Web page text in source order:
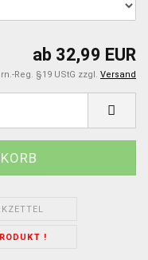
ab 32,99 EUR
Reg. §19 UStG zzgl. Versand
!